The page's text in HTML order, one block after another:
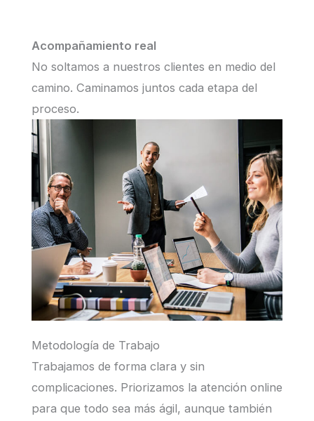
Acompañamiento real
No soltamos a nuestros clientes en medio del
camino. Caminamos juntos cada etapa del
proceso.
Metodología de Trabajo
Trabajamos de forma clara y sin
complicaciones. Priorizamos la atención online
para que todo sea más ágil, aunque también